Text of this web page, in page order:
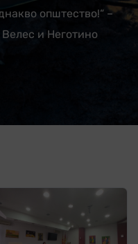
општество!“ –
и Неготино